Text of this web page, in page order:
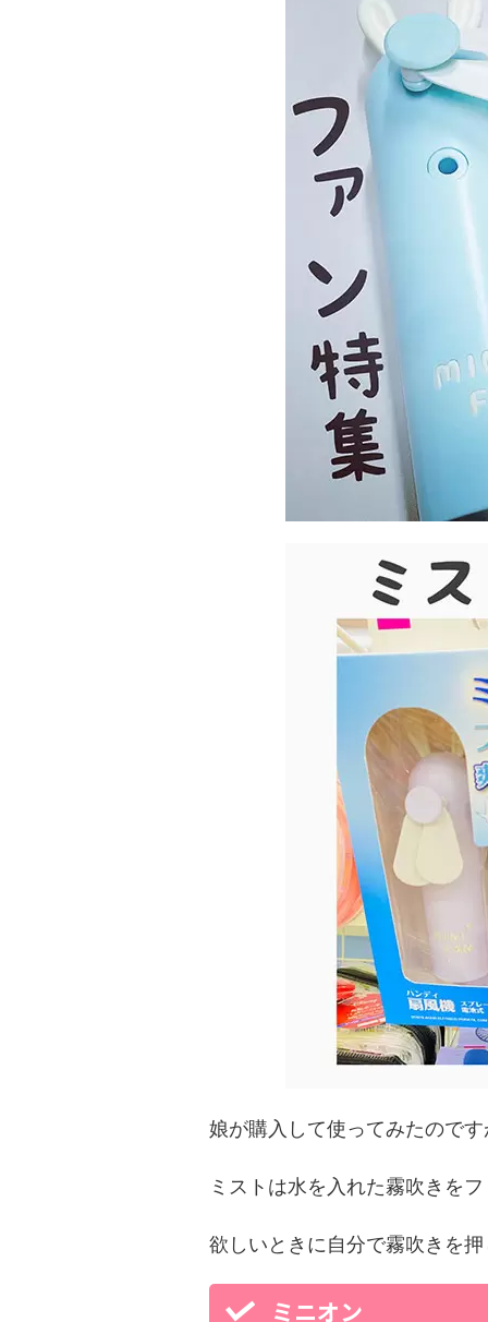
娘が購入して使ってみたので
ミストは水を入れた霧吹きを
欲しいときに自分で霧吹きを
ミニオン